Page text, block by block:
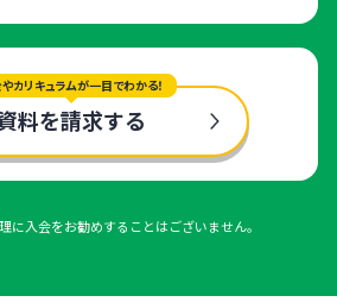
カリキュラムが一目でわかる！
料を請求する
に入会をお勧めすることはございません。